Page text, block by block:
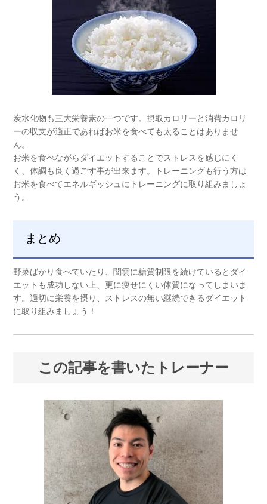
炭水化物も三大栄養素の一つです。摂取カロリーと消費カロリ
ーの収支が適正であればお米を食べても太ることはありませ
ん。
お米を食べながらダイエットすることでストレスを感じにく
く、体調も良く過ごす事が出来ます。トレーニングも行う方は
お米を食べてエネルギッシュにトレーニングに取り組みましょ
う。
まとめ
野菜ばかり食べていたり、闇雲に糖質制限を続けているとダイ
エットも成功しない上、更に痩せにくい体質になってしまいま
す。適切に栄養を摂り、ストレスの無い継続できるダイエット
に取り組みましょう！
この記事を書いたトレーナー